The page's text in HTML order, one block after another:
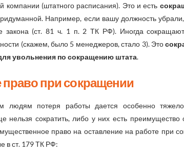
компании (штатного расписания). Это и есть
Например, если вашу должность
закона (ст. 81 ч. 1 п. 2 ТК РФ). Иногда
(скажем, было 5 менеджеров, стало 3). Это
увольнения по сокращению штата.
при сокращении
людям потеря работы дается особенно
нельзя сократить, либо у них есть преимущество
право на оставление на работе при
в ст. 179 ТК РФ: